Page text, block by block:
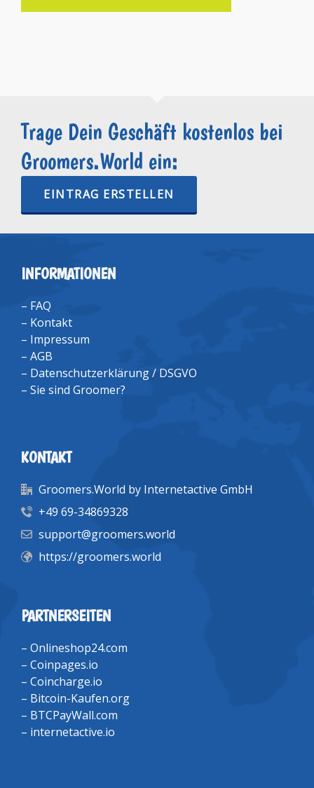
Trage Dein Geschäft kostenlos bei
Groomers.World ein:
EINTRAG ERSTELLEN
INFORMATIONEN
– FAQ
– Kontakt
– Impressum
– AGB
– Datenschutzerklärung / DSGVO
– Sie sind Groomer?
KONTAKT
Groomers.World by Internetactive GmbH
+49 69-34869328
support@groomers.world
https://groomers.world
PARTNERSEITEN
– Onlineshop24.com
– Coinpages.io
– Coincharge.io
– Bitcoin-Kaufen.org
– BTCPayWall.com
– internetactive.io